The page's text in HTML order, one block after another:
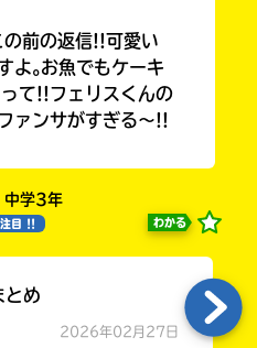
前の返信!!可愛い
よ｡お魚でもケーキ
って!!フェリスくんの
ァンサがすぎる〜!!
中学3年
注目 !! わかる
め
2026年02月27日